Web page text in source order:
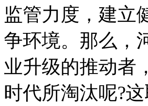
监管力度，建立
争环境。那么，
业升级的推动者
时代所淘汰呢?